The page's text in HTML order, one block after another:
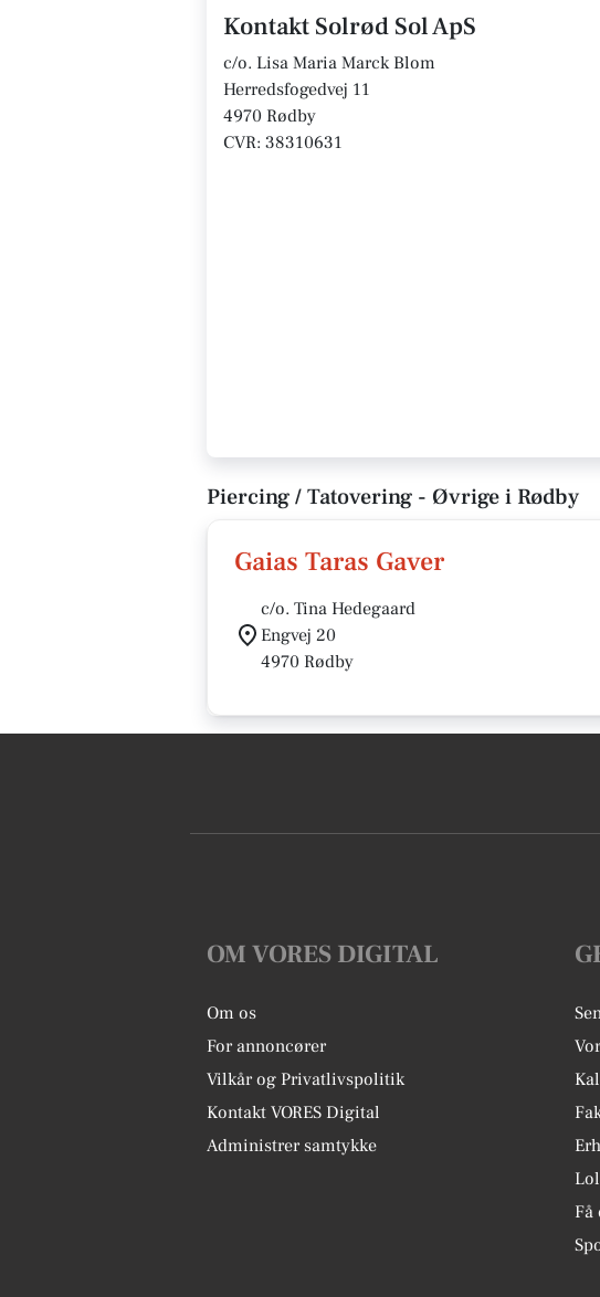
Kontakt Solrød Sol ApS
c/o. Lisa Maria Marck Blom
Herredsfogedvej 11
4970 Rødby
CVR: 38310631
Piercing / Tatovering - Øvrige i Rødby
Gaias Taras Gaver
c/o. Tina Hedegaard
Engvej 20
4970 Rødby
OM VORES DIGITAL
Om os
For annoncører
Vilkår og Privatlivspolitik
Kontakt VORES Digital
Administrer samtykke
Få